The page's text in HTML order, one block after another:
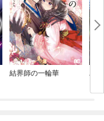
結界師の一輪華
バ
今